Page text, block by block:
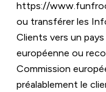
https://
ou transférer les
Clients vers un
européenne ou
Commission
préalablement le